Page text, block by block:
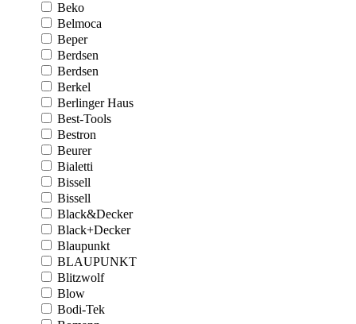
Beko
Belmoca
Beper
Berdsen
Berdsen
Berkel
Berlinger Haus
Best-Tools
Bestron
Beurer
Bialetti
Bissell
Bissell
Black&Decker
Black+Decker
Blaupunkt
BLAUPUNKT
Blitzwolf
Blow
Bodi-Tek